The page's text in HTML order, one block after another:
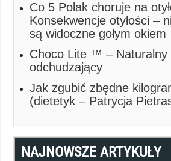
Co 5 Polak choruje na
Konsekwencje otyłości –
są widoczne gołym okiem
Choco Lite ™ – Naturalny
odchudzający
Jak zgubić zbędne
(dietetyk – Patrycja
NAJNOWSZE ARTYKUŁY